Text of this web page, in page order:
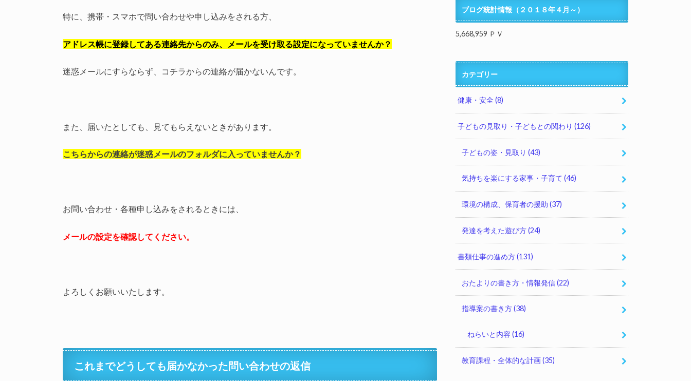
特に、携帯・スマホで問い合わせや申し込みをされる方、
アドレス帳に登録してある連絡先からのみ、メールを受け取る設定になっていませんか？
迷惑メールにすらならず、コチラからの連絡が届かないんです。
また、届いたとしても、見てもらえないときがあります。
こちらからの連絡が迷惑メールのフォルダに入っていませんか？
お問い合わせ・各種申し込みをされるときには、
メールの設定を確認してください。
よろしくお願いいたします。
これまでどうしても届かなかった問い合わせの返信
ブログ統計情報（２０１８年４月～）
5,668,959 ＰＶ
カテゴリー
健康・安全(8)
子どもの見取り・子どもとの関わり(126)
子どもの姿・見取り (43)
気持ちを楽にする家事・子育て (46)
環境の構成、保育者の援助 (37)
発達を考えた遊び方(24)
書類仕事の進め方(131)
おたよりの書き方・情報発信(22)
指導案の書き方(38)
ねらいと内容(16)
教育課程・全体的な計画(35)